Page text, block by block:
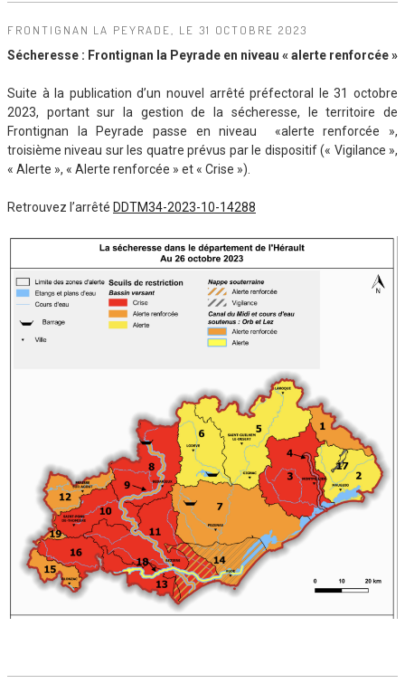
FRONTIGNAN LA PEYRADE, LE 31 OCTOBRE 2023
Sécheresse : Frontignan la Peyrade en niveau « alerte renforcée »
Suite à la publication d’un nouvel arrêté préfectoral le 31 octobre
2023, portant sur la gestion de la sécheresse, le territoire de
Frontignan la Peyrade passe en niveau «alerte renforcée »,
troisième niveau sur les quatre prévus par le dispositif (« Vigilance »,
« Alerte », « Alerte renforcée » et « Crise »).
Retrouvez l’arrêté DDTM34-2023-10-14288